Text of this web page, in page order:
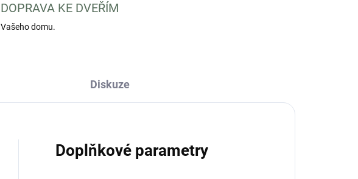
DOPRAVA KE DVEŘÍM
Vašeho domu.
Diskuze
Doplňkové parametry